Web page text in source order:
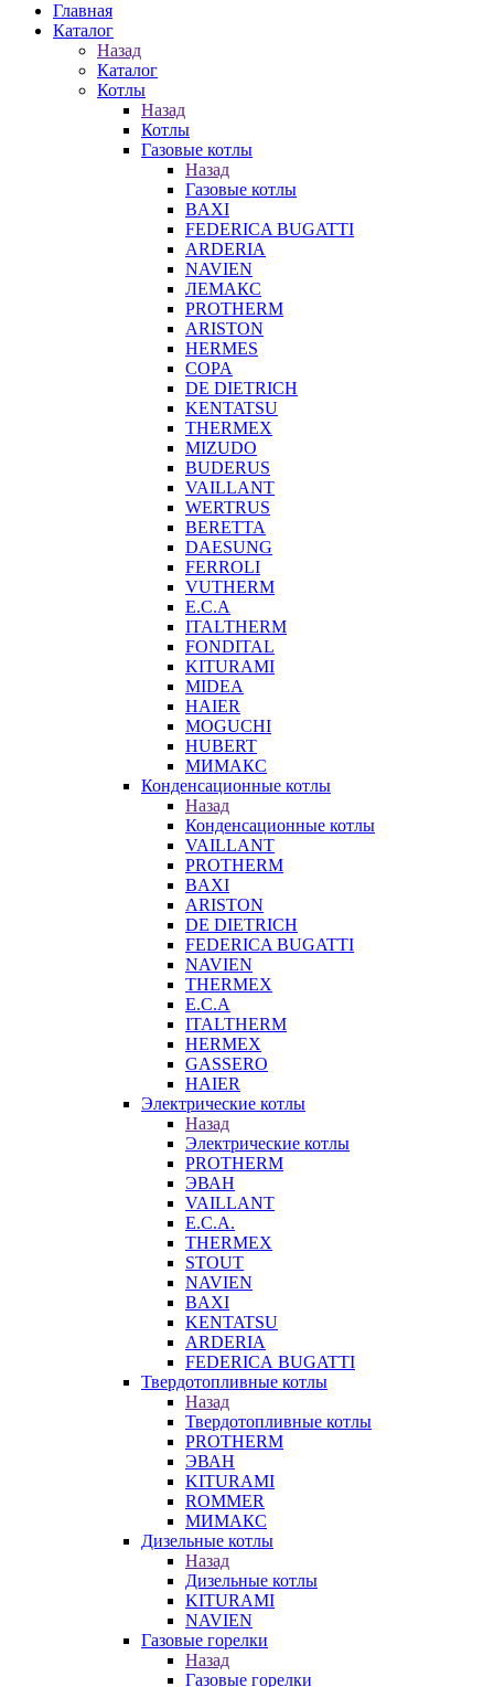
Главная
Каталог
Назад
Каталог
Котлы
Назад
Котлы
Газовые котлы
Назад
Газовые котлы
BAXI
FEDERICA BUGATTI
ARDERIA
NAVIEN
ЛЕМАКС
PROTHERM
ARISTON
HERMES
COPA
DE DIETRICH
KENTATSU
THERMEX
MIZUDO
BUDERUS
VAILLANT
WERTRUS
BERETTA
DAESUNG
FERROLI
VUTHERM
E.C.A
ITALTHERM
FONDITAL
KITURAMI
MIDEA
HAIER
MOGUCHI
HUBERT
МИМАКС
Конденсационные котлы
Назад
Конденсационные котлы
VAILLANT
PROTHERM
BAXI
ARISTON
DE DIETRICH
FEDERICA BUGATTI
NAVIEN
THERMEX
E.C.A
ITALTHERM
HERMEX
GASSERO
HAIER
Электрические котлы
Назад
Электрические котлы
PROTHERM
ЭВАН
VAILLANT
E.C.A.
THERMEX
STOUT
NAVIEN
BAXI
KENTATSU
ARDERIA
FEDERICА BUGATTI
Твердотопливные котлы
Назад
Твердотопливные котлы
PROTHERM
ЭВАН
KITURAMI
ROMMER
МИМАКС
Дизельные котлы
Назад
Дизельные котлы
KITURAMI
NAVIEN
Газовые горелки
Назад
Газовые горелки